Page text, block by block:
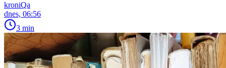
kroniQa
dnes, 06:56
3 min